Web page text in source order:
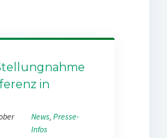
in
News, Presse-
Infos